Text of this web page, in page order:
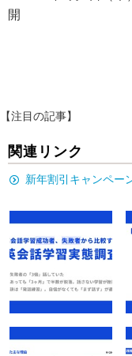
開
【注目の記事】
関連リンク
新年割引キャンペー